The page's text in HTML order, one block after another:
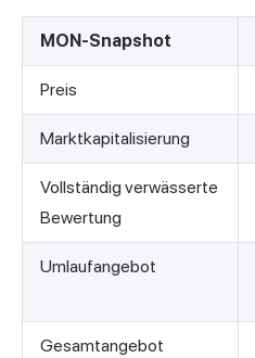
MON-Snapshot
Preis
Marktkapitalisierung
Vollständig verwässerte
Bewertung
Umlaufangebot
Gesamtangebot